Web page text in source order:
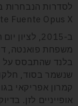
לסדרות הנבחרות
Fuente Opus X.
ב-2015,
משפחת פואנטה,
בלנד שהתבסס על
שנשמר בסוד,
קמרון אפריקאי
אופייניים לזן.